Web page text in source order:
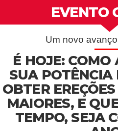
EVENTO
Um novo
É HOJE:
SUA POTÊNCIA
OBTER
MAIORES, E
TEMPO, SEJA